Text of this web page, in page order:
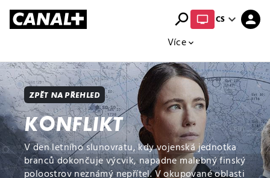
Více expand_more
search CS expand_more person
ZPĚT NA PŘEHLED
KONFLIKT
V den letního slunovratu, kdy vojenská jednotka
branců dokončuje výcvik, napadne malebný finský
poloostrov neznámý nepřítel. V okupované oblasti